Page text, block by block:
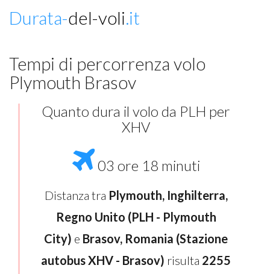
Durata-del-voli.it
Tempi di percorrenza volo
Plymouth Brasov
Quanto dura il volo da PLH per
XHV
03 ore 18 minuti
Distanza tra Plymouth, Inghilterra,
Regno Unito (PLH - Plymouth
City) e Brasov, Romania (Stazione
autobus XHV - Brasov) risulta 2255